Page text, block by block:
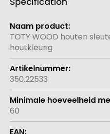
Meer
informatie
TOTY WOOD houten
houtkleurig
350.22533
60